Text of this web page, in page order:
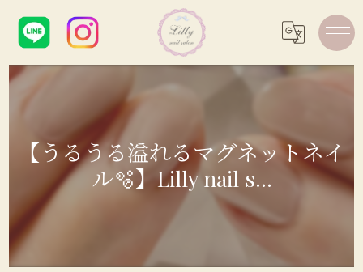
【うるうる溢れるマグネットネイ
ル🫧】Lilly nail s...